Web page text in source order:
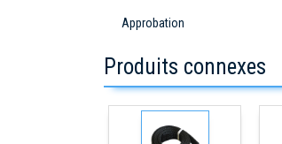
Approbation
Produits connexes